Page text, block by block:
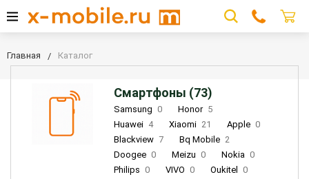
Главная Каталог
Смартфоны (73)
Samsung 0 Honor 5
Huawei 4 Xiaomi 21 Apple 0
Blackview 7 Bq Mobile 2
Doogee 0 Meizu 0 Nokia 0
Philips 0 VIVO 0 Oukitel
0